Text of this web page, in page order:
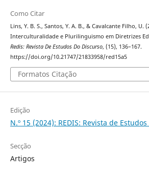
Como Citar
Lins, Y. B. S., Santos, Y. A. B., & Cavalcante Filho, U.
Interculturalidade e Plurilinguismo em Diretrizes
Redis: Revista De Estudos Do Discurso, (15), 136–167.
https://doi.org/10.21747/21833958/red15a5
Formatos Citação
Edição
N.º 15 (2024): REDIS: Revista de
Secção
Artigos